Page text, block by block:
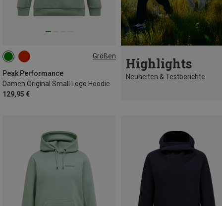
Größen
Peak Performance
Damen Original Small Logo Hoodie
129,95 €
S M Highlights
Neuheiten & Testberichte